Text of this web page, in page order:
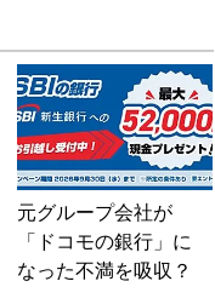
元グループ会社が
「ドコモの銀行」に
なった不満を吸収？